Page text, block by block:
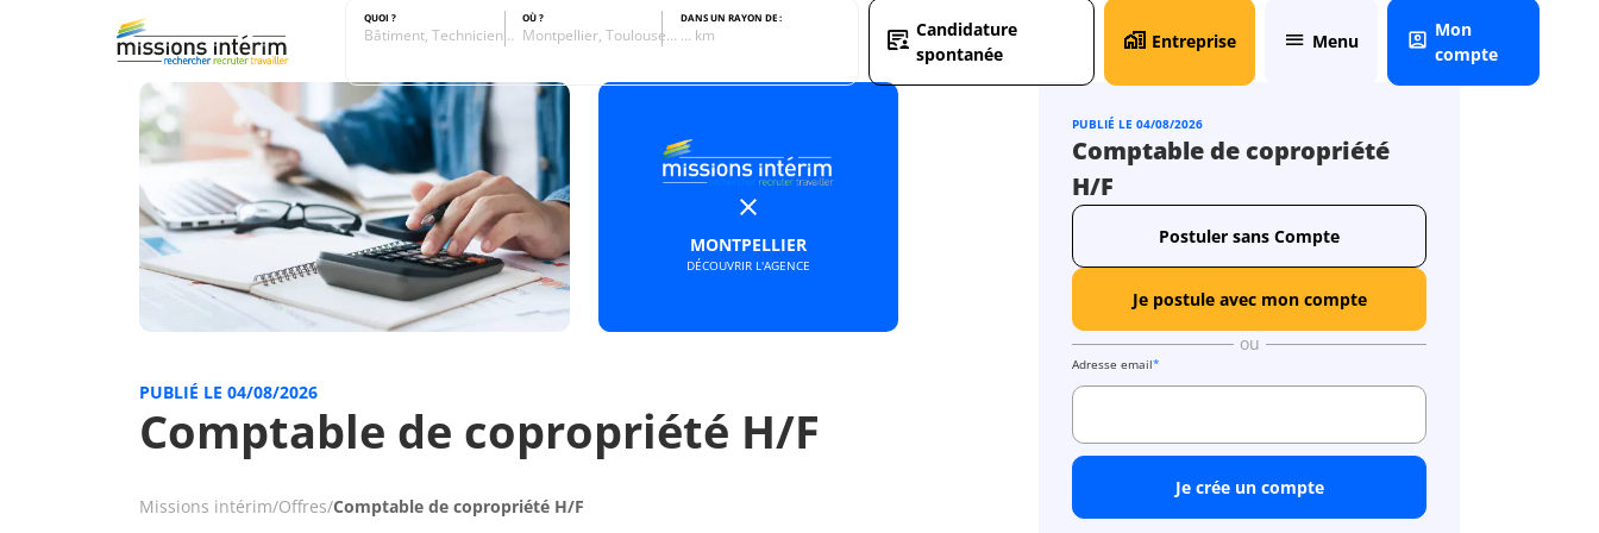
QUOI ?
Bâtiment, Technicien…
OÙ ?
Montpellier, Toulouse…
DANS UN RAYON DE :
… km
Candidature
spontanée
Entreprise Menu
Mon
compte
MONTPELLIER
DÉCOUVRIR L'AGENCE
PUBLIÉ LE 04/08/2026
Comptable de copropriété H/F
Missions intérim/Offres/Comptable de copropriété H/F
PUBLIÉ LE 04/08/2026
Comptable de copropriété
H/F
Postuler sans Compte
Je postule avec mon compte
ou
Adresse email*
Je crée un compte